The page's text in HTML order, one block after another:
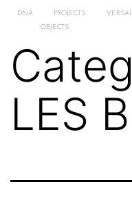
DNA PROJECTS
OBJECTS
LES